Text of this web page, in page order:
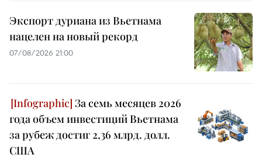
Экспорт дуриана из Вьетнама
нацелен на новый рекорд
07/08/2026 21:00
За семь месяцев 2026
года объем инвестиций Вьетнама
за рубеж достиг 2,36 млрд. долл.
США